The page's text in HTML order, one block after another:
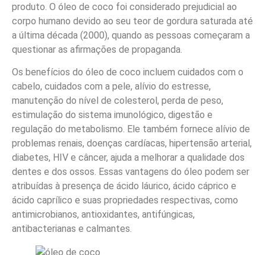
produto. O óleo de coco foi considerado prejudicial ao
corpo humano devido ao seu teor de gordura saturada até
a última década (2000), quando as pessoas começaram a
questionar as afirmações de propaganda.
Os benefícios do óleo de coco incluem cuidados com o
cabelo, cuidados com a pele, alívio do estresse,
manutenção do nível de colesterol, perda de peso,
estimulação do sistema imunológico, digestão e
regulação do metabolismo. Ele também fornece alívio de
problemas renais, doenças cardíacas, hipertensão arterial,
diabetes, HIV e câncer, ajuda a melhorar a qualidade dos
dentes e dos ossos. Essas vantagens do óleo podem ser
atribuídas à presença de ácido láurico, ácido cáprico e
ácido caprílico e suas propriedades respectivas, como
antimicrobianos, antioxidantes, antifúngicas,
antibacterianas e calmantes.